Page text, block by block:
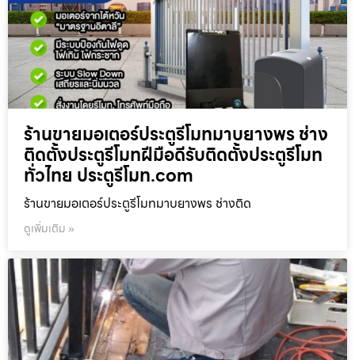
ร้านขายมอเตอร์ประตูรีโมทมาบยางพร ช่าง
ติดตั้งประตูรีโมทฝีมือดีรับติดตั้งประตูรีโมท
ทั่วไทย ประตูรีโมท.com
ร้านขายมอเตอร์ประตูรีโมทมาบยางพร ช่างติด
ดูเพิ่มเติม »